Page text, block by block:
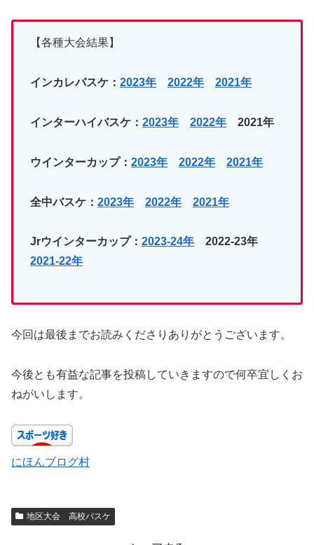
【各種大会結果】
インカレバスケ： 2023年 2022年 2021年
インターハイバスケ ： 2023年 2022年 2021年
ウインターカップ： 2023年 2022年 2021年
全中バスケ ： 2023年 2022年 2021年
Jrウインターカップ： 2023-24年 2022-23年
2021-22年
今回は最後までお読みくださりありがとうございます。
今後とも有益な記事を投稿していきますので何卒宜しくお
ねがいします。
にほんブログ村
地区大会 高校バスケ